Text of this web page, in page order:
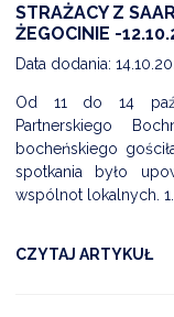
STRAŻACY Z
ŻEGOCINIE -
Data dodania:
Od 11 do 14
Partnerskiego
bocheńskiego
spotkania było
wspólnot lokalnych. 1...
CZYTAJ ARTYKUŁ